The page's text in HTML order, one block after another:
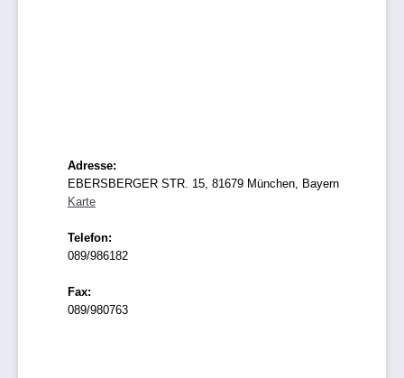
Adresse:
EBERSBERGER STR. 15, 81679 München, Bayern
Karte
Telefon:
089/986182
Fax:
089/980763